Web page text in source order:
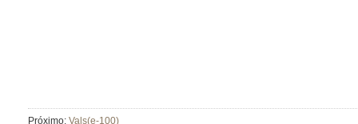
Próximo: Vals(e-100)